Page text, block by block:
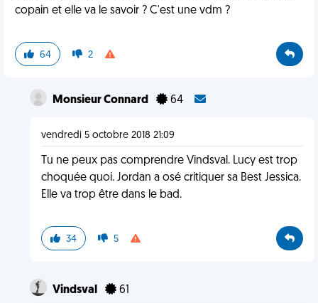
copain et elle va le savoir ? C'est une vdm ?
64 2
Monsieur Connard 64
vendredi 5 octobre 2018 21:09
Tu ne peux pas comprendre Vindsval. Lucy est trop
choquée quoi. Jordan a osé critiquer sa Best Jessica.
Elle va trop être dans le bad.
34 5
Vindsval 61